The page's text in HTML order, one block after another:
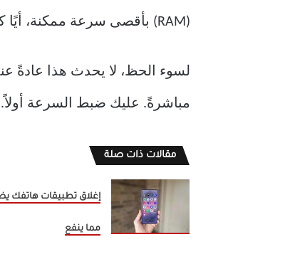
(RAM) بأقصى سرعة ممكنة، أيًا كانت.
مباشرةً. عليك ضبط السرعة أولاً.
مقالات ذات صلة
إغلاق تطبيقات هاتفك
مما ينفع